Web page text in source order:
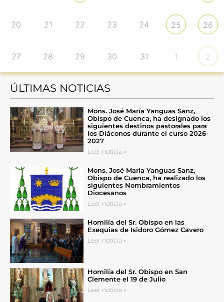
20 21 22 23 24 25 26
27 28 29 30 31 1 2
ÚLTIMAS NOTICIAS
Mons. José María Yanguas Sanz,
Obispo de Cuenca, ha designado los
siguientes destinos pastorales para
los Diáconos durante el curso 2026-
2027
Leer noticia »
Mons. José María Yanguas Sanz,
Obispo de Cuenca, ha realizado los
siguientes Nombramientos
Diocesanos
Leer noticia »
Homilía del Sr. Obispo en las
Exequias de Isidoro Gómez Cavero
Leer noticia »
Homilía del Sr. Obispo en San
Clemente el 19 de Julio
Leer noticia »